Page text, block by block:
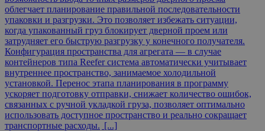
облегчает планирование правильной последовательности
упаковки и разгрузки. Это позволяет избежать ситуации,
когда упакованный груз блокирует дверной проем или
затрудняет его быструю разгрузку у конечного получателя.
Конфигурация пространства для агрегата — в случае
контейнеров типа Reefer система автоматически учитывает
внутреннее пространство, занимаемое холодильной
установкой. Перенос этапа планирования в программу
ускоряет подготовку отправки, снижает количество ошибок,
связанных с ручной укладкой груза, позволяет оптимально
использовать доступное пространство и реально сокращает
транспортные расходы. [...]